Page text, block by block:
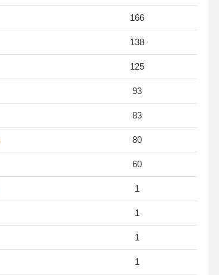
166
138
125
93
83
80
60
1
1
1
1